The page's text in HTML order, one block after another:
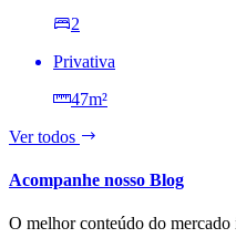
2
Privativa
47m²
Ver todos
Acompanhe nosso Blog
O melhor conteúdo do